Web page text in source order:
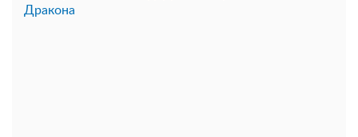
Дракона